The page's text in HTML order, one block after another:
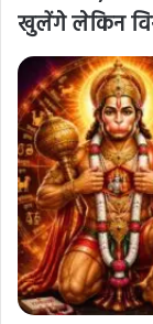
खुलेंगे लेकिन